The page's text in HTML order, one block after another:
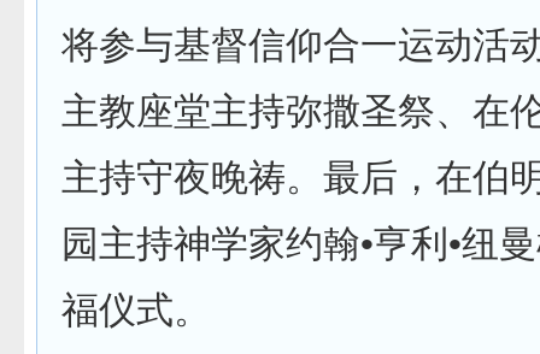
将参与基督信仰合一运动活
主教座堂主持弥撒圣祭、在
主持守夜晚祷。最后，在伯
园主持神学家约翰•亨利•纽
福仪式。